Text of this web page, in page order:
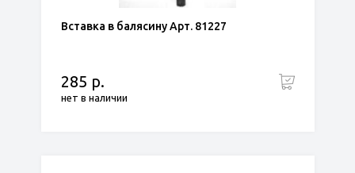
Вставка в балясину Арт. 81227
285 р.
нет в наличии